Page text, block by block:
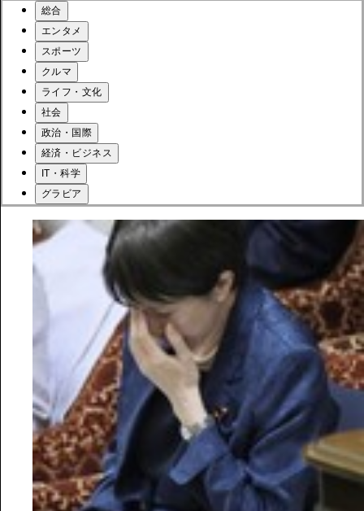
総合
エンタメ
スポーツ
クルマ
ライフ・文化
社会
政治・国際
経済・ビジネス
IT・科学
グラビア